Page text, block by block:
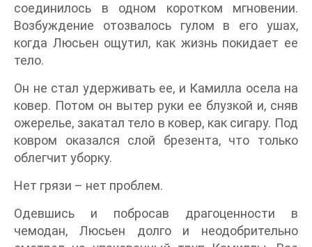
соединилось в одном коротком мгновении.
Возбуждение отозвалось гулом в его ушах,
когда Люсьен ощутил, как жизнь покидает ее
тело.
Он не стал удерживать ее, и Камилла осела на
ковер. Потом он вытер руки ее блузкой и, сняв
ожерелье, закатал тело в ковер, как сигару. Под
ковром оказался слой брезента, что только
облегчит уборку.
Нет грязи – нет проблем.
Одевшись и побросав драгоценности в
чемодан, Люсьен долго и неодобрительно